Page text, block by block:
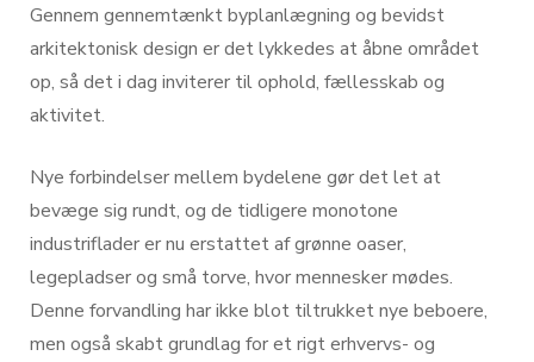
Gennem gennemtænkt byplanlægning og bevidst
arkitektonisk design er det lykkedes at åbne området
op, så det i dag inviterer til ophold, fællesskab og
aktivitet.
Nye forbindelser mellem bydelene gør det let at
bevæge sig rundt, og de tidligere monotone
industriflader er nu erstattet af grønne oaser,
legepladser og små torve, hvor mennesker mødes.
Denne forvandling har ikke blot tiltrukket nye beboere,
men også skabt grundlag for et rigt erhvervs- og